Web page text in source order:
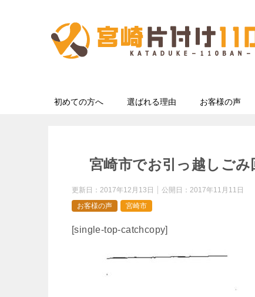
初めての方へ 選ばれる理由 お客様の声
宮崎市でお引っ越しご
更新日： 2017年12月13日 公開日： 2017年11月11日
お客様の声
宮崎市
[single-top-catchcopy]